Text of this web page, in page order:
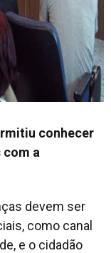
conhecer
com a
devem ser
como canal
e o cidadão